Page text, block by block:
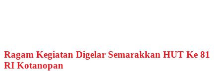
Ragam Kegiatan Digelar Semarakkan HUT Ke 81
RI Kotanopan